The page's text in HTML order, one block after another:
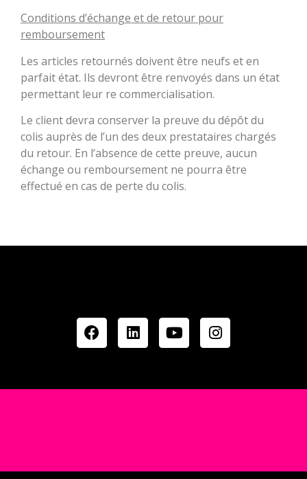
Conditions d’échange et de retour pour
remboursement
Les articles retournés doivent être neufs et en
parfait état. Ils devront être renvoyés dans un état
permettant leur re commercialisation.
Le client devra conserver la preuve du dépôt du
colis auprès de l’un des deux prestataires chargés
du retour. En l’absence de cette preuve, aucun
échange ou remboursement ne pourra être
effectué en cas de perte du colis.